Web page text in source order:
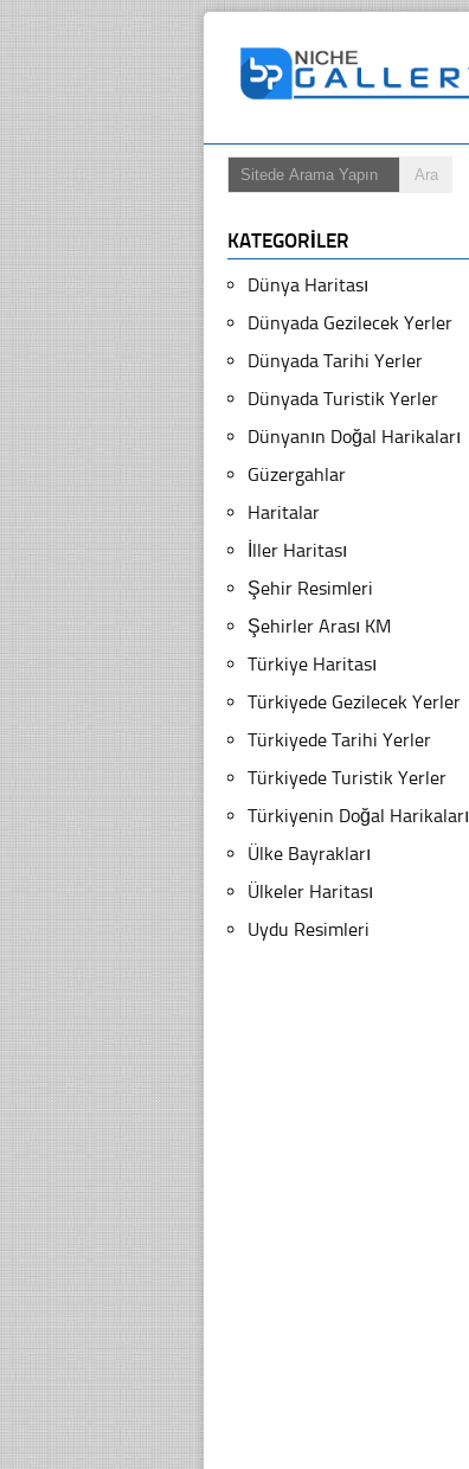
KATEGORILER
Dünya Haritası
Dünyada Gezilecek Yerler
Dünyada Tarihi Yerler
Dünyada Turistik Yerler
Dünyanın Doğal Harikaları
Güzergahlar
Haritalar
İller Haritası
Şehir Resimleri
Şehirler Arası KM
Türkiye Haritası
Türkiyede Gezilecek Yerler
Türkiyede Tarihi Yerler
Türkiyede Turistik Yerler
Türkiyenin Doğal Harikaları
Ülke Bayrakları
Ülkeler Haritası
Uydu Resimleri